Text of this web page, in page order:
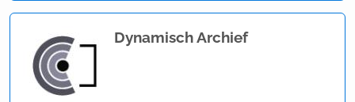
Dynamisch Archief